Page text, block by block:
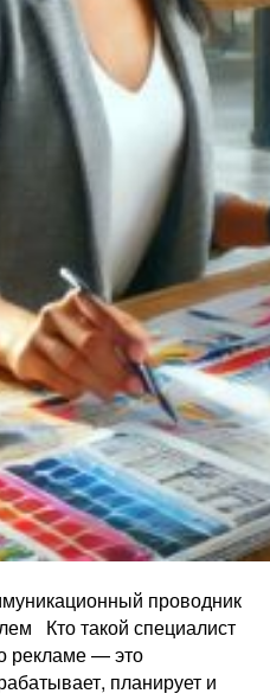
проводник
Кто такой специалист
рекламе — это
планирует и